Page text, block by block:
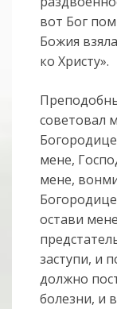
вот Бог
Божия
ко Христу».
советовал
мене,
мене,
остави
заступи, и
должно
болезни, и